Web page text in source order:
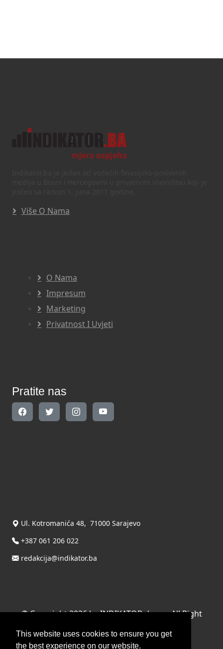
This website uses cookies to ensure you get
the best experience on our website.
Više O Nama
O Nama
Impresum
Marketing
Privatnost I Uvjeti
Pratite nas
Ul. Kotromanića 48, 71000 Sarajevo
+387 061 206 022
redakcija@indikator.ba
©Copyright 2026 by INDIKATOR d.o.o., All Right
Terms Of Use|Privacy Statement